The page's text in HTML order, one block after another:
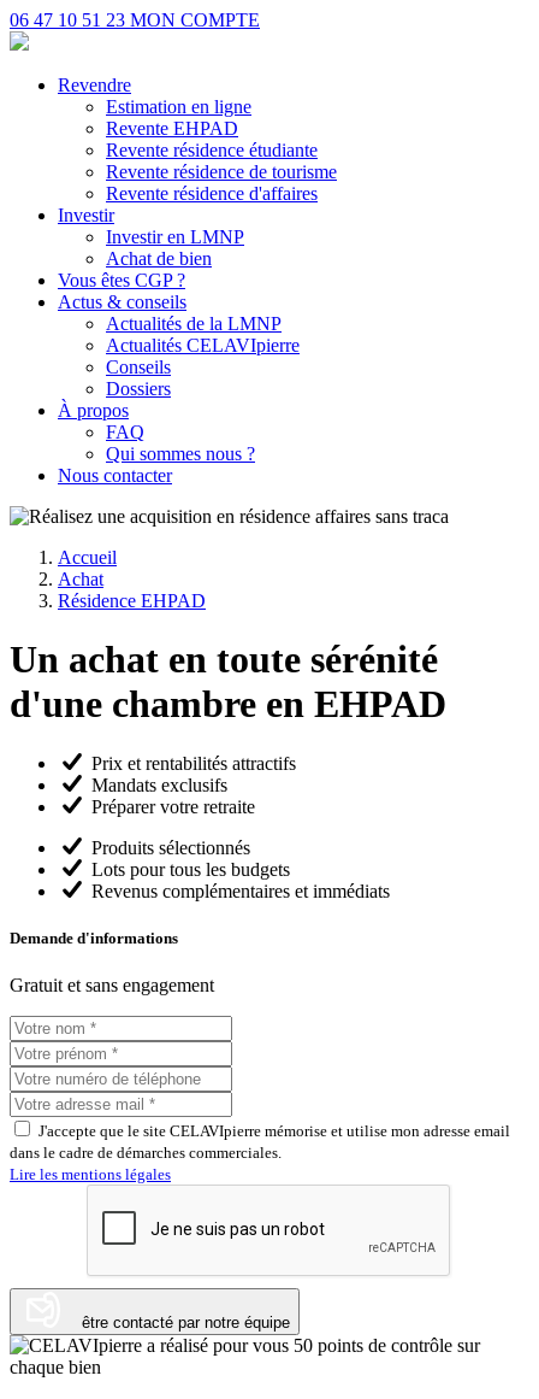
06 47 10 51 23 MON COMPTE
Revendre
Estimation en ligne
Revente EHPAD
Revente résidence étudiante
Revente résidence de tourisme
Revente résidence d'affaires
Investir
Investir en LMNP
Achat de bien
Vous êtes CGP ?
Actus & conseils
Actualités de la LMNP
Actualités CELAVIpierre
Conseils
Dossiers
À propos
FAQ
Qui sommes nous ?
Nous contacter
Accueil
Achat
Résidence EHPAD
Un achat en toute sérénité
d'une chambre en EHPAD
Prix et rentabilités attractifs
Mandats exclusifs
Préparer votre retraite
Produits sélectionnés
Lots pour tous les budgets
Revenus complémentaires et immédiats
Demande d'informations
Gratuit et sans engagement
J'accepte que le site CELAVIpierre mémorise et utilise mon adresse email
dans le cadre de démarches commerciales.
Lire les mentions légales
être contacté par notre équipe